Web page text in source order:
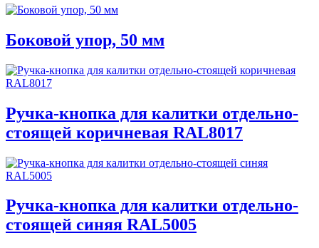
Боковой упор, 50 мм
Ручка-кнопка для калитки отдельно-
стоящей коричневая RAL8017
Ручка-кнопка для калитки отдельно-
стоящей синяя RAL5005